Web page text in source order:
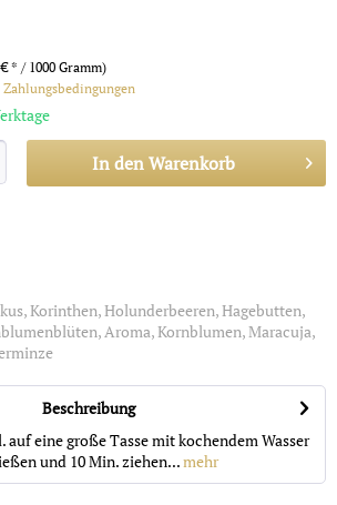
* / 1000 Gramm)
In denWarenkorb
Korinthen, Holunderbeeren, Hagebutten,
Aroma, Kornblumen, Maracuja,
Beschreibung
auf eine große Tasse mit kochendem Wasser
und 10 Min. ziehen...mehr